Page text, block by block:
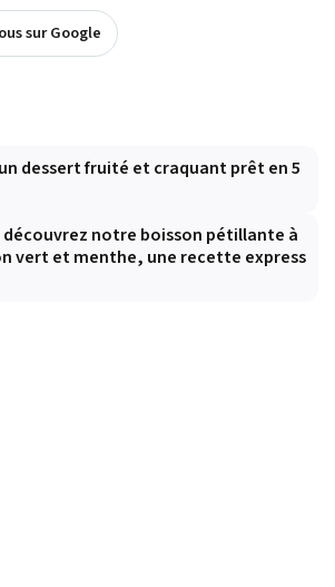
sur Google
dessert fruité et craquant prêt en 5
découvrez notre boisson pétillante à
vert et menthe, une recette express